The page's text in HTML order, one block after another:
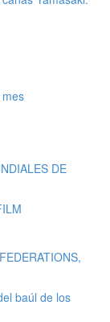
DE
baúl de los